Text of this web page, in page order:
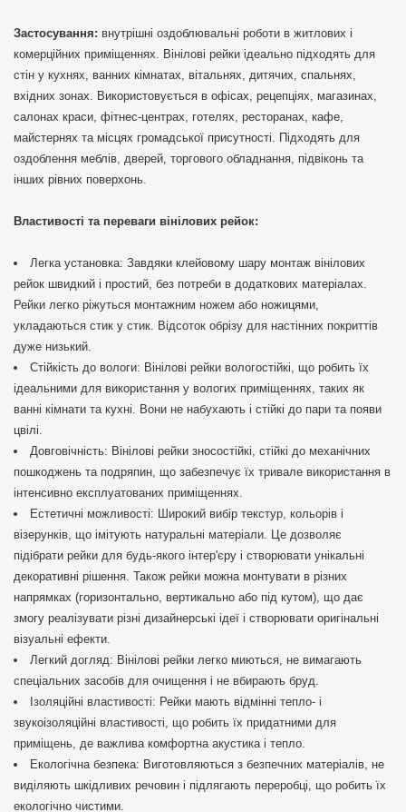
Застосування: внутрішні оздоблювальні роботи в житлових і
комерційних приміщеннях. Вінілові рейки ідеально підходять для
стін у кухнях, ванних кімнатах, вітальнях, дитячих, спальнях,
вхідних зонах. Використовується в офісах, рецепціях, магазинах,
салонах краси, фітнес-центрах, готелях, ресторанах, кафе,
майстернях та місцях громадської присутності. Підходять для
оздоблення меблів, дверей, торгового обладнання, підвіконь та
інших рівних поверхонь.
Властивості та переваги вінілових рейок:
Легка установка: Завдяки клейовому шару монтаж вінілових
рейок швидкий і простий, без потреби в додаткових матеріалах.
Рейки легко ріжуться монтажним ножем або ножицями,
укладаються стик у стик. Відсоток обрізу для настінних покриттів
дуже низький.
Стійкість до вологи: Вінілові рейки вологостійкі, що робить їх
ідеальними для використання у вологих приміщеннях, таких як
ванні кімнати та кухні. Вони не набухають і стійкі до пари та появи
цвілі.
Довговічність: Вінілові рейки зносостійкі, стійкі до механічних
пошкоджень та подряпин, що забезпечує їх тривале використання в
інтенсивно експлуатованих приміщеннях.
Естетичні можливості: Широкий вибір текстур, кольорів і
візерунків, що імітують натуральні матеріали. Це дозволяє
підібрати рейки для будь-якого інтер'єру і створювати унікальні
декоративні рішення. Також рейки можна монтувати в різних
напрямках (горизонтально, вертикально або під кутом), що дає
змогу реалізувати різні дизайнерські ідеї і створювати оригінальні
візуальні ефекти.
Легкий догляд: Вінілові рейки легко миються, не вимагають
спеціальних засобів для очищення і не вбирають бруд.
Ізоляційні властивості: Рейки мають відмінні тепло- і
звукоізоляційні властивості, що робить їх придатними для
приміщень, де важлива комфортна акустика і тепло.
Екологічна безпека: Виготовляються з безпечних матеріалів, не
виділяють шкідливих речовин і підлягають переробці, що робить їх
екологічно чистими.